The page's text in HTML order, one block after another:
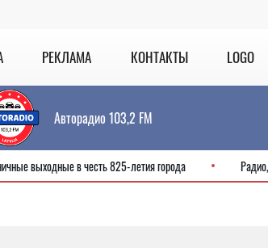
РЕКЛАМА КОНТАКТЫ LOGO
Авторадио 103,2 FM
на праздничные выходные в честь 825-летия города